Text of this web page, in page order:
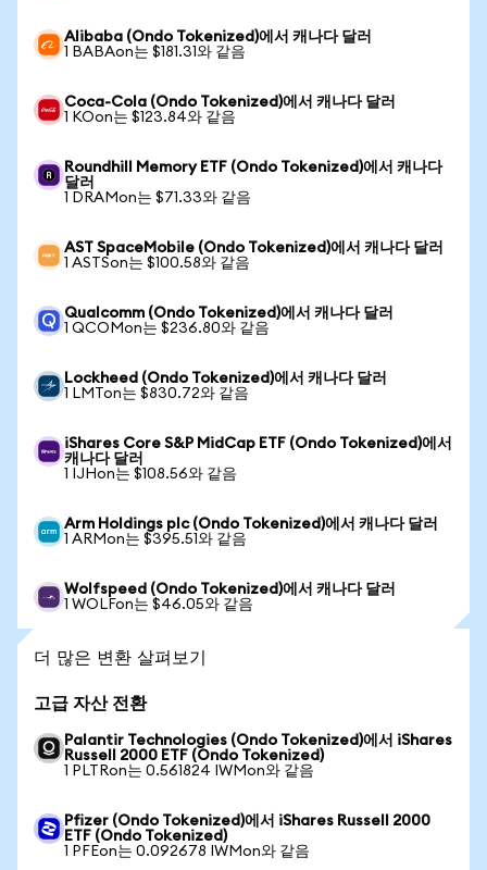
Alibaba (Ondo Tokenized)에서 캐나다 달러
1 BABAon는 $181.31와 같음
Coca-Cola (Ondo Tokenized)에서 캐나다 달러
1 KOon는 $123.84와 같음
Roundhill Memory ETF (Ondo Tokenized)에서 캐나다
달러
1 DRAMon는 $71.33와 같음
AST SpaceMobile (Ondo Tokenized)에서 캐나다 달러
1 ASTSon는 $100.58와 같음
Qualcomm (Ondo Tokenized)에서 캐나다 달러
1 QCOMon는 $236.80와 같음
Lockheed (Ondo Tokenized)에서 캐나다 달러
1 LMTon는 $830.72와 같음
iShares Core S&P MidCap ETF (Ondo Tokenized)에서
캐나다 달러
1 IJHon는 $108.56와 같음
Arm Holdings plc (Ondo Tokenized)에서 캐나다 달러
1 ARMon는 $395.51와 같음
Wolfspeed (Ondo Tokenized)에서 캐나다 달러
1 WOLFon는 $46.05와 같음
더 많은 변환 살펴보기
고급 자산 전환
Palantir Technologies (Ondo Tokenized)에서 iShares
Russell 2000 ETF (Ondo Tokenized)
1 PLTRon는 0.561824 IWMon와 같음
Pfizer (Ondo Tokenized)에서 iShares Russell 2000
ETF (Ondo Tokenized)
1 PFEon는 0.092678 IWMon와 같음